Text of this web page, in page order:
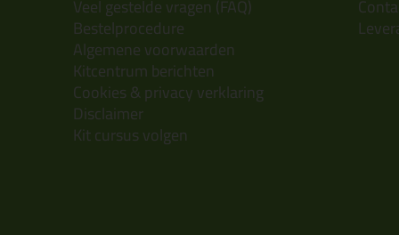
Veel gestelde vragen (FAQ)
Bestelprocedure
Algemene voorwaarden
Kitcentrum berichten
Cookies & privacy verklaring
Disclaimer
Kit cursus volgen